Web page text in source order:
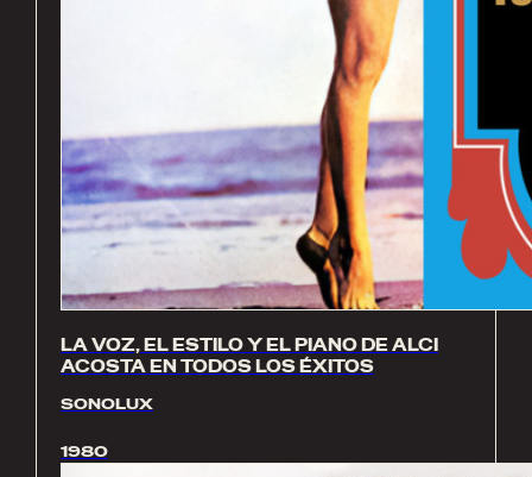
LA VOZ, EL ESTILO Y EL PIANO DE ALCI
ACOSTA EN TODOS LOS ÉXITOS
SONOLUX
1980